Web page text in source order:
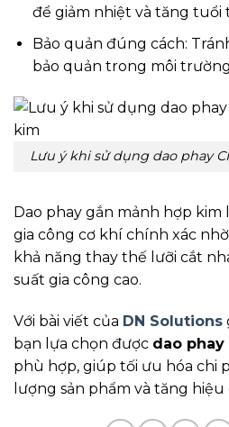
để giảm nhiệt và tăng tuổi
Bảo quản đúng cách:
bảo quản trong môi
Lưu ý khi sử dụng dao phay
Dao phay gắn mảnh hợp kim
gia công cơ khí chính xác
khả năng thay thế lưỡi cắt
suất gia công cao.
Với bài viết của DN Solutions
bạn lựa chọn được dao
phù hợp, giúp tối ưu hóa chi
lượng sản phẩm và tăng hiệu